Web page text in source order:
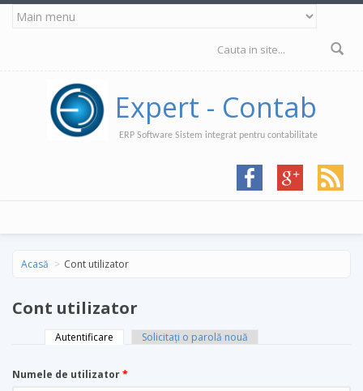
Mergi la conţinutul principal
Formular de
Expert - Contab
ERP Software Sistem integrat pentru contabilitate
Acasă Cont utilizator
Cont utilizator
Taburi primare
Autentificare (tab activ)Solicitaţi o parolă nouă
Numele de utilizator*